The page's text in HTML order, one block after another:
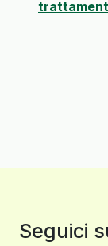
Seguici